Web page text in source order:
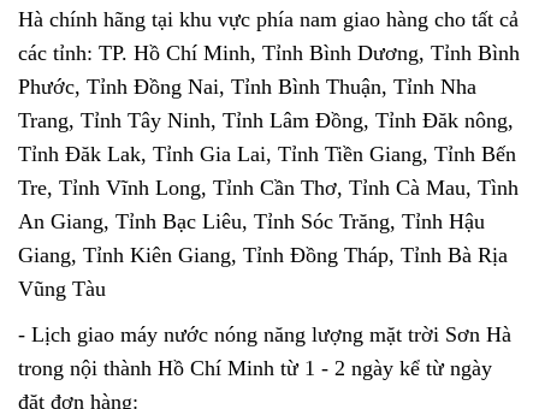
Hà chính hãng tại khu vực phía nam giao hàng cho tất cả
các tỉnh: TP. Hồ Chí Minh, Tỉnh Bình Dương, Tỉnh Bình
Phước, Tỉnh Đồng Nai, Tỉnh Bình Thuận, Tỉnh Nha
Trang, Tỉnh Tây Ninh, Tỉnh Lâm Đồng, Tỉnh Đăk nông,
Tỉnh Đăk Lak, Tỉnh Gia Lai, Tỉnh Tiền Giang, Tỉnh Bến
Tre, Tỉnh Vĩnh Long, Tỉnh Cần Thơ, Tỉnh Cà Mau, Tình
An Giang, Tỉnh Bạc Liêu, Tỉnh Sóc Trăng, Tỉnh Hậu
Giang, Tỉnh Kiên Giang, Tỉnh Đồng Tháp, Tỉnh Bà Rịa
Vũng Tàu
- Lịch giao máy nước nóng năng lượng mặt trời Sơn Hà
trong nội thành Hồ Chí Minh từ 1 - 2 ngày kể từ ngày
đặt đơn hàng: